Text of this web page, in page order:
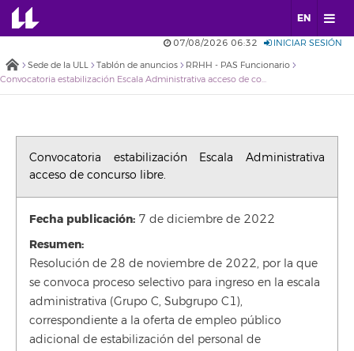
EN
07/08/2026 06:32 INICIAR SESIÓN
Sede de la ULL Tablón de anuncios
RRHH - PAS Funcionario
Convocatoria estabilización Escala Administrativa acceso de concurso libre.
Convocatoria estabilización Escala Administrativa
acceso de concurso libre.
Fecha publicación: 7 de diciembre de 2022
Resumen:
Resolución de 28 de noviembre de 2022, por la que
se convoca proceso selectivo para ingreso en la escala
administrativa (Grupo C, Subgrupo C1),
correspondiente a la oferta de empleo público
adicional de estabilización del personal de